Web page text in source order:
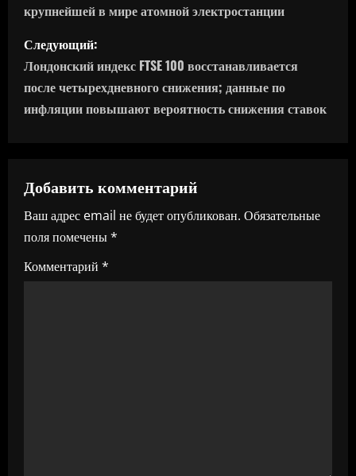
в
и
г
и
я
п
крупнейшей в мире атомной электростанции
Следующий:
Лондонский индекс FTSE 100 восстанавливается
после четырехдневного снижения; данные по
инфляции повышают вероятность снижения ставок
Добавить комментарий
Ваш адрес email не будет опубликован. Обязательные
поля помечены*
Комментарий *